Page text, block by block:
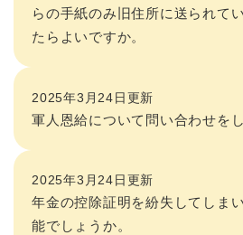
らの手紙のみ旧住所に送られて
たらよいですか。
2025年3月24日更新
軍人恩給について問い合わせを
2025年3月24日更新
年金の控除証明を紛失してしま
能でしょうか。